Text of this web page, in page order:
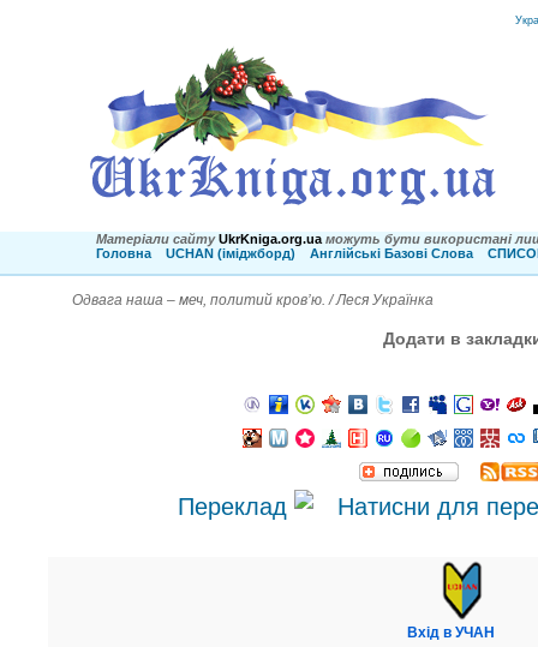
Матеріали сайту UkrKniga.org.ua можуть бути використані
Головна
UCHAN (іміджборд) Англійські Базові Слова
Одвага наша – меч, политий кров’ю. / Леся Українка
Додати в
Переклад
Вхід в УЧАН